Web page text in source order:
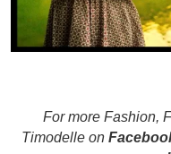
For more Fashion,
Timodelle on